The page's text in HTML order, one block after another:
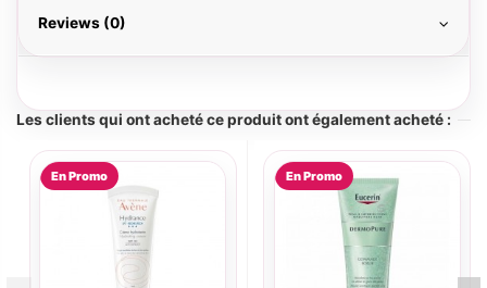
Reviews (0)
Les clients qui ont acheté ce produit ont également acheté :
En Promo En Promo